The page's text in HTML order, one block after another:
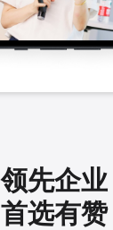
领先企业
首选有赞